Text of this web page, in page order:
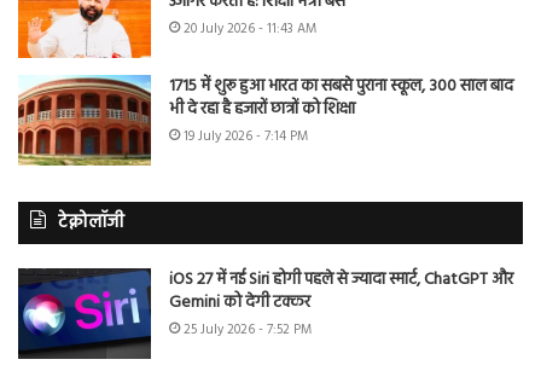
20 July 2026 - 11:43 AM
1715 में शुरू हुआ भारत का सबसे पुराना स्कूल, 300 साल बाद
भी दे रहा है हजारों छात्रों को शिक्षा
19 July 2026 - 7:14 PM
टेक्नोलॉजी
iOS 27 में नई Siri होगी पहले से ज्यादा स्मार्ट, ChatGPT और
Gemini को देगी टक्कर
25 July 2026 - 7:52 PM